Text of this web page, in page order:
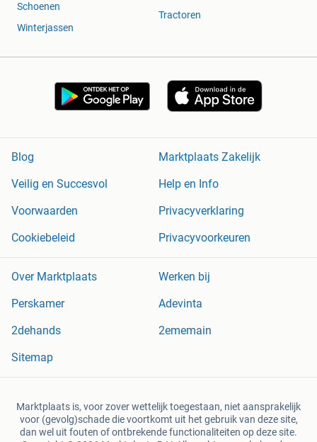
Schoenen
Winterjassen
Tractoren
Blog
Marktplaats Zakelijk
Veilig en Succesvol
Help en Info
Voorwaarden
Privacyverklaring
Cookiebeleid
Privacyvoorkeuren
Over Marktplaats
Werken bij
Perskamer
Adevinta
2dehands
2ememain
Sitemap
Marktplaats is, voor zover wettelijk toegestaan, niet aansprakelijk
voor (gevolg)schade die voortkomt uit het gebruik van deze site,
dan wel uit fouten of ontbrekende functionaliteiten op deze site.